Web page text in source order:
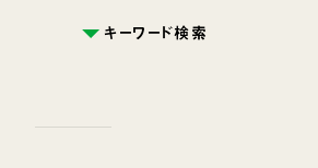
キーワード検索